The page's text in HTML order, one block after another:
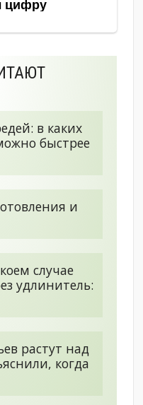
в каких
быстрее
и
случае
удлинитель:
растут над
когда